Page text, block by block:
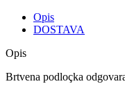
Opis
DOSTAVA
Opis
Brtvena podloçka